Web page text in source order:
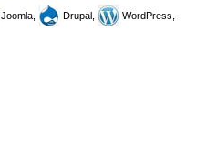
Joomla, Drupal,
WordPress,